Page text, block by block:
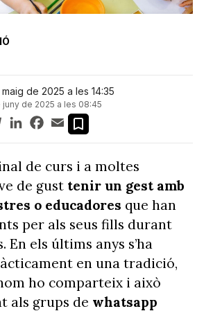
de 2025 a les 14:35
de 2025 a les 08:45
TelegramLinkedInFacebook
Email
de curs i a moltes
de gust tenir un gest amb
o educadores que han
per als seus fills durant
En els últims anys s’ha
en una tradició,
ho comparteix i això
als grups de whatsapp